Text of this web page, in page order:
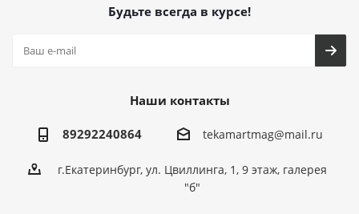
Будьте всегда в курсе!
Наши контакты
89292240864 tekamartmag@mail.ru
г.Екатеринбург, ул. Цвиллинга, 1, 9 этаж, галерея
"б"